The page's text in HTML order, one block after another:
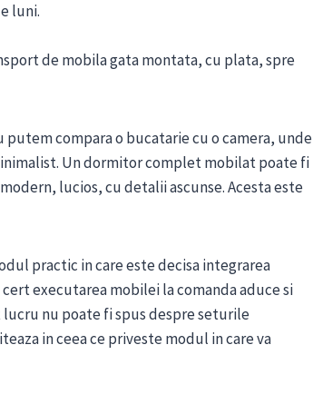
luni.
de mobila gata montata, cu plata, spre
compara o bucatarie cu o camera, unde
Un dormitor complet mobilat poate fi
lucios, cu detalii ascunse. Acesta este
practic in care este decisa integrarea
executarea mobilei la comanda aduce si
nu poate fi spus despre seturile
in ceea ce priveste modul in care va